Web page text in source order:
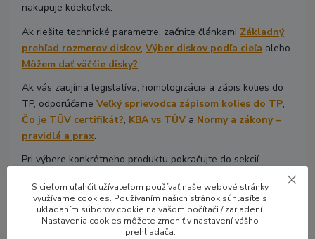
nakupuje kdekoľvek.
Ak riešite technické parametre, začnite článkami Základný
prehľad rozmerov diskov,Výber diskov podľa cieľa alebo
Môžem dať väčšie disky?.
Ak vás zaujíma legislatíva, homologizácia a zápis kolies do
TP, odporúčameVeľký sprievodca zápisom kolies do TP,
Čo je TÜV certifikát?, KBA vs TÜV a Normy a zákony –
pravidlá a prax.
Pri výbere konkrétneho produktu pokračujte do sekcií
Ak si nie ste istí výberom, pozrite si stránkuPoradíme ti
alebo si prečítajteako u nás výber diskov funguje. Každú
objednávku kontrolujeme s dôrazom na technickú správnosť,
S cieľom uľahčiť užívateľom používať naše webové stránky
využívame cookies. Používaním našich stránok súhlasíte s
ukladaním súborov cookie na vašom počítači / zariadení.
Nastavenia cookies môžete zmeniť v nastavení vášho
prehliadača.